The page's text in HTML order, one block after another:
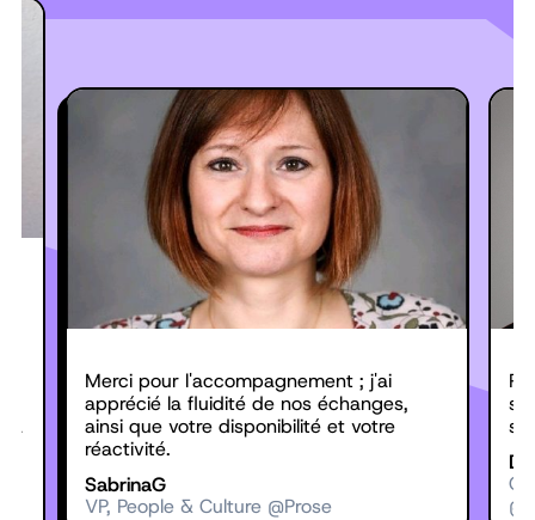
la
Merci pour l'accompagnement ; j'ai
apprécié la fluidité de nos échanges,
ainsi que votre disponibilité et votre
réactivité.
SabrinaG
VP, People & Culture @Prose